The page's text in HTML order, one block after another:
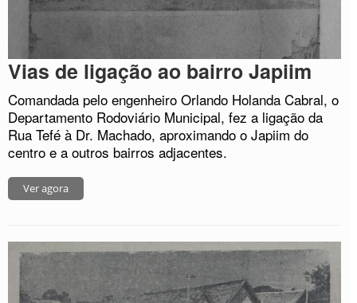
Vias de ligação ao bairro Japiim
Comandada pelo engenheiro Orlando Holanda Cabral, o
Departamento Rodoviário Municipal, fez a ligação da
Rua Tefé à Dr. Machado, aproximando o Japiim do
centro e a outros bairros adjacentes.
Ver agora